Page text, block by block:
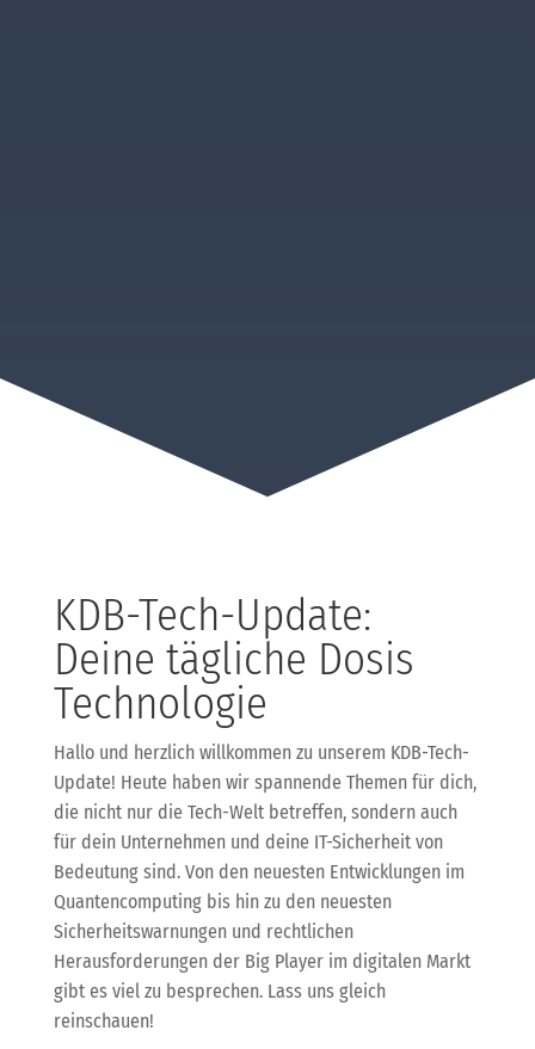
KDB-Tech-Update:
Deine tägliche Dosis
Technologie
Hallo und herzlich willkommen zu unserem KDB-Tech-
Update! Heute haben wir spannende Themen für dich,
die nicht nur die Tech-Welt betreffen, sondern auch
für dein Unternehmen und deine IT-Sicherheit von
Bedeutung sind. Von den neuesten Entwicklungen im
Quantencomputing bis hin zu den neuesten
Sicherheitswarnungen und rechtlichen
Herausforderungen der Big Player im digitalen Markt
gibt es viel zu besprechen. Lass uns gleich
reinschauen!